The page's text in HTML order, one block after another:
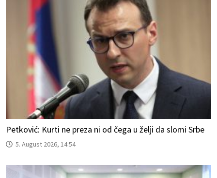
Petković: Kurti ne preza ni od čega u želji da slomi Srbe
5. August 2026, 14:54